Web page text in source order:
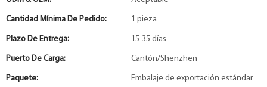
Cantidad Mínima De Pedido: 1 pieza
Plazo De Entrega: 15-35 días
Puerto De Carga: Cantón/Shenzhen
Paquete:
Embalaje de exportación estándar